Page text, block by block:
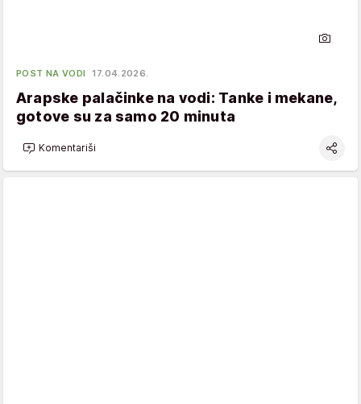
POST NA VODI 17.04.2026.
Arapske palačinke na vodi: Tanke i mekane,
gotove su za samo 20 minuta
Komentariši